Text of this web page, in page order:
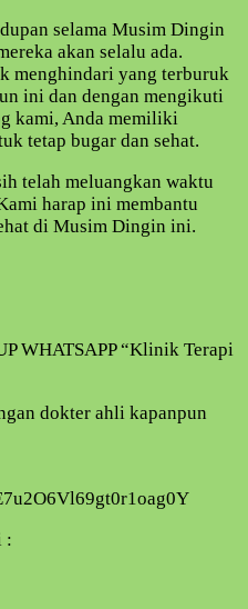
selama Musim Dingin
akan selalu ada.
menghindari yang terburuk
ini dan dengan mengikuti
kami, Anda memiliki
tetap bugar dan sehat.
telah meluangkan waktu
harap ini membantu
di Musim Dingin ini.
WHATSAPP “Klinik Terapi
dokter ahli kapanpun
: